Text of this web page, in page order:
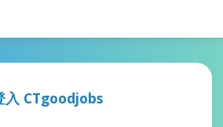
入 CTgoodjobs